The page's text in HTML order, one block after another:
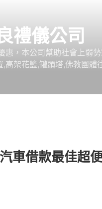
禮儀公司
惠，本公司幫助社會上弱
架花籃,罐頭塔,佛教團體
車借款最佳超